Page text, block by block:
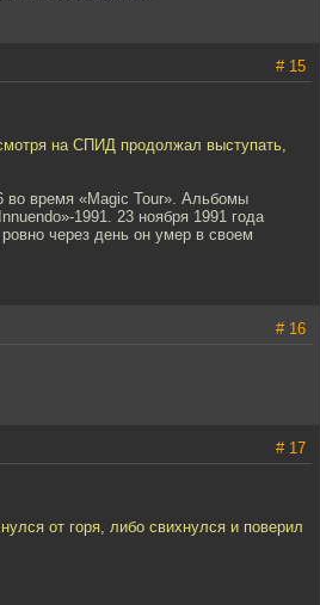
# 15
на СПИД продолжал выступать,
во время «Magic Tour». Альбомы
1991. 23 ноября 1991 года
через день он умер в своем
# 16
# 17
от горя, либо свихнулся и поверил